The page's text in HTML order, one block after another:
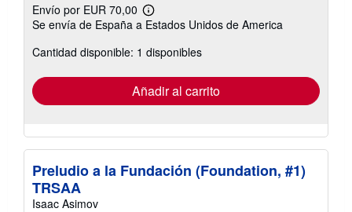
Envío por EUR 70,00
Más
información
las
tarifas
envío
Se envía de España a Estados Unidos de America
Cantidad disponible: 1 disponibles
Añadir al carrito
Preludio a la Fundación (Foundation, #1)
TRSAA
Isaac Asimov